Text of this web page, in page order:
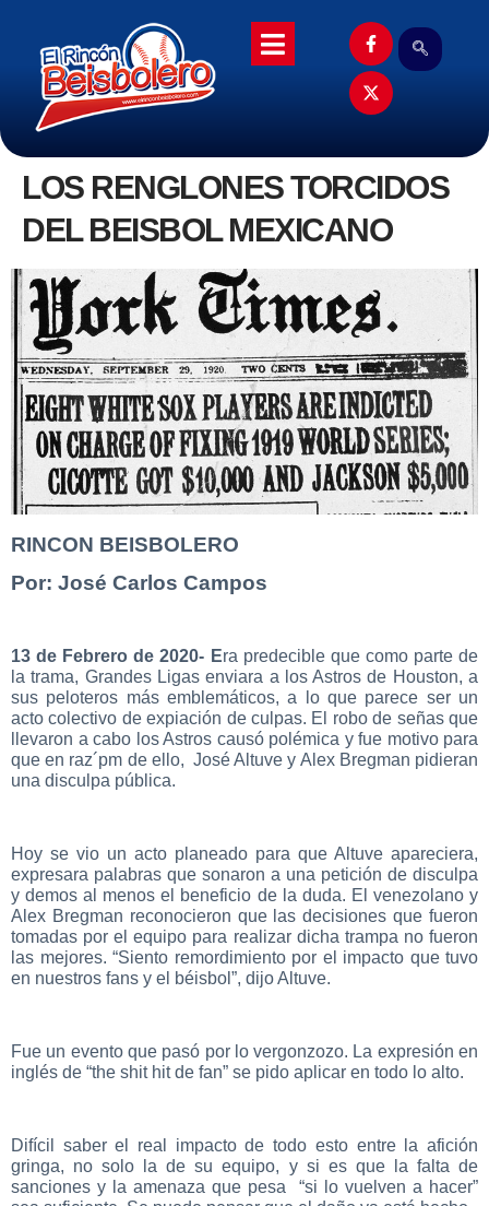
LOS RENGLONES TORCIDOS
DEL BEISBOL MEXICANO
RINCON BEISBOLERO
Por: José Carlos Campos
13 de Febrero de 2020- Era predecible que como parte de
la trama, Grandes Ligas enviara a los Astros de Houston, a
sus peloteros más emblemáticos, a lo que parece ser un
acto colectivo de expiación de culpas. El robo de señas que
llevaron a cabo los Astros causó polémica y fue motivo para
que en raz´pm de ello, José Altuve y Alex Bregman pidieran
una disculpa pública.
Hoy se vio un acto planeado para que Altuve apareciera,
expresara palabras que sonaron a una petición de disculpa
y demos al menos el beneficio de la duda. El venezolano y
Alex Bregman reconocieron que las decisiones que fueron
tomadas por el equipo para realizar dicha trampa no fueron
las mejores. “Siento remordimiento por el impacto que tuvo
en nuestros fans y el béisbol”, dijo Altuve.
Fue un evento que pasó por lo vergonzozo. La expresión en
inglés de “the shit hit de fan” se pido aplicar en todo lo alto.
Difícil saber el real impacto de todo esto entre la afición
gringa, no solo la de su equipo, y si es que la falta de
sanciones y la amenaza que pesa “si lo vuelven a hacer”